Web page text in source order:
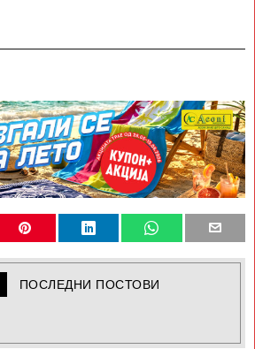
ПОСЛЕДНИ ПОСТОВИ